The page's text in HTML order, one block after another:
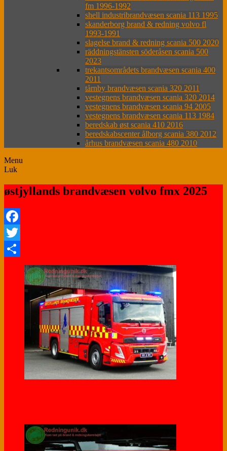
fm 1996-1992
shell industribrandvæsen scania 113 1995
skanderborg brand & redning volvo fl
1993-1991
slagelse brand & redning scania 500 2020
räddningstänsten söderåsen scania 500
2023
trekantsområdets brandvæsen scania 400
2011
tårnby brandvæsen scania 320 2011
vestegnens brandvæsen scania 320 2014
vestegnens brandvæsen scania 94 2005
vestegnens brandvæsen scania 113 1984
beredskab øst scania 410 2016
beredskabscenter ålborg scania 380 2012
århus brandvæsen scania 480 2010
Menu
Luk
østjyllands brandvæsen volvo fmx 2025
Facebook
Twitter